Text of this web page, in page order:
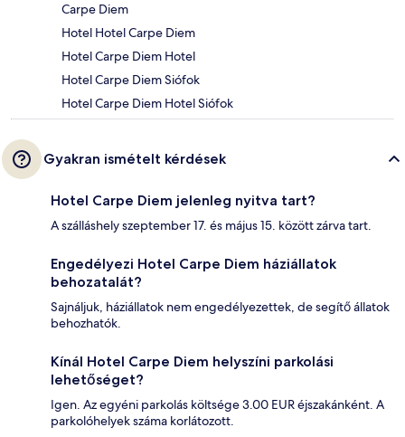
Carpe Diem
Hotel Hotel Carpe Diem
Hotel Carpe Diem Hotel
Hotel Carpe Diem Siófok
Hotel Carpe Diem Hotel Siófok
Gyakran ismételt kérdések
Hotel Carpe Diem jelenleg nyitva tart?
A szálláshely szeptember 17. és május 15. között zárva tart.
Engedélyezi Hotel Carpe Diem háziállatok
behozatalát?
Sajnáljuk, háziállatok nem engedélyezettek, de segítő állatok
behozhatók.
Kínál Hotel Carpe Diem helyszíni parkolási
lehetőséget?
Igen. Az egyéni parkolás költsége 3.00 EUR éjszakánként. A
parkolóhelyek száma korlátozott.